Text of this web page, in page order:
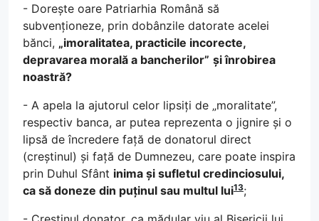
- Dorește oare Patriarhia Română să
subvenționeze, prin dobânzile datorate acelei
bănci, „imoralitatea, practicile incorecte,
depravarea morală a bancherilor” și înrobirea
noastră?
- A apela la ajutorul celor lipsiți de „moralitate”,
respectiv banca, ar putea reprezenta o jignire și o
lipsă de încredere față de donatorul direct
(creștinul) și față de Dumnezeu, care poate inspira
prin Duhul Sfânt inima și sufletul credinciosului,
ca să doneze din puținul sau multul lui13;